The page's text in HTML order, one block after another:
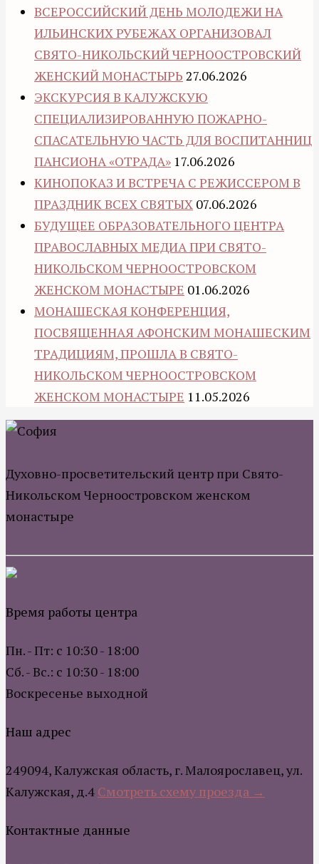
ВСЕРОССИЙСКИЙ ДЕНЬ МОЛОДЕЖИ НА
ИЛЬИНСКИХ РУБЕЖАХ ОРГАНИЗОВАЛ
СВЯТО-НИКОЛЬСКИЙ ЧЕРНООСТРОВСКИЙ
ЖЕНСКИЙ МОНАСТЫРЬ 27.06.2026
ЭКСКУРСИЯ В КАЛУЖСКУЮ
СПЕЦИАЛИЗИРОВАННУЮ ПОЖАРНО-
СПАСАТЕЛЬНУЮ ЧАСТЬ ДЛЯ ВОСПИТАННИЦ
ПАНСИОНА «ОТРАДА» 17.06.2026
КИНОПОКАЗ И ВСТРЕЧА С РЕЖИССЕРОМ В
ПРАЗДНИК ВСЕХ СВЯТЫХ 07.06.2026
БУДУЩЕЕ ОБРАЗОВАТЕЛЬНОГО ЦЕНТРА
ПРАВОСЛАВНЫХ МЕДИА ПРИ СВЯТО-
НИКОЛЬСКОМ ЧЕРНООСТРОВСКОМ
ЖЕНСКОМ МОНАСТЫРЕ 01.06.2026
МОНАШЕСКАЯ КОНФЕРЕНЦИЯ,
ПОСВЯЩЕННАЯ АФОНСКИМ МОНАШЕСКИМ
ТРАДИЦИЯМ, ПРОШЛА В СВЯТО-
НИКОЛЬСКОМ ЧЕРНООСТРОВСКОМ
ЖЕНСКОМ МОНАСТЫРЕ 11.05.2026
Духовно-просветительский центр при Свято-
Никольском Черноостровском женском
монастыре
Время работы центра
Пн. - Пт: с 10:30 - 18:00
Сб. - Вс.: с 10:30 - 18:00
Воскресенье выходной
Наш адрес
249094, Калужская область, г. Малоярославец, ул.
Калужская, д.4 Смотреть схему проезда →
Контактные данные